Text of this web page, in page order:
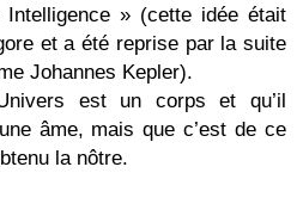
» (cette idée était
et a été reprise par la suite
Johannes Kepler).
est un corps et qu’il
âme, mais que c’est de ce
la nôtre.